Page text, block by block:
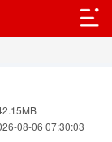
08-06 07:30:03